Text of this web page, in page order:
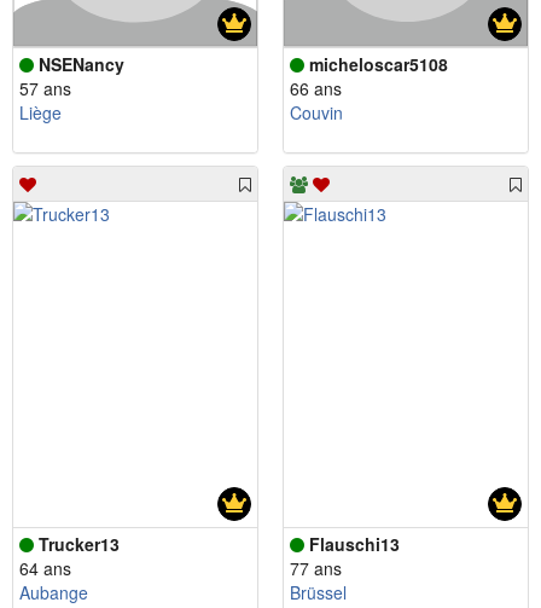
NSENancy
57 ans
Liège
micheloscar5108
66 ans
Couvin
Trucker13
64 ans
Aubange
Flauschi13
77 ans
Brüssel